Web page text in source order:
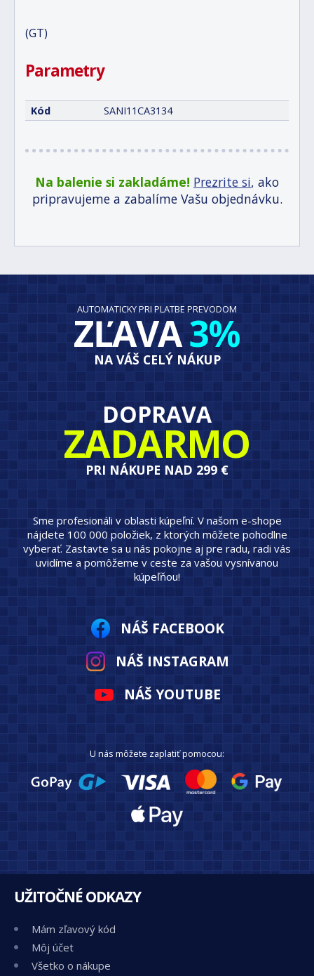
(GT)
Parametry
Kód SANI11CA3134
Na balenie si zakladáme! Prezrite si, ako
pripravujeme a zabalíme Vašu objednávku.
AUTOMATICKY PRI PLATBE PREVODOM
ZĽAVA3%
NA VÁŠ CELÝ NÁKUP
DOPRAVA
ZADARMO
PRI NÁKUPE NAD 299 €
Sme profesionáli v oblasti kúpeľní. V našom e-shope
nájdete 100 000 položiek, z ktorých môžete pohodlne
vyberať. Zastavte sa u nás pokojne aj pre radu, radi vás
uvidíme a pomôžeme v ceste za vašou vysnívanou
kúpeľňou!
NÁŠ FACEBOOK
NÁŠ INSTAGRAM
NÁŠ YOUTUBE
U nás môžete zaplatiť pomocou:
UŽITOČNÉ ODKAZY
Mám zľavový kód
Môj účet
Všetko o nákupe